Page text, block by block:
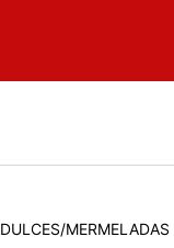
DULCES/MERMELADAS